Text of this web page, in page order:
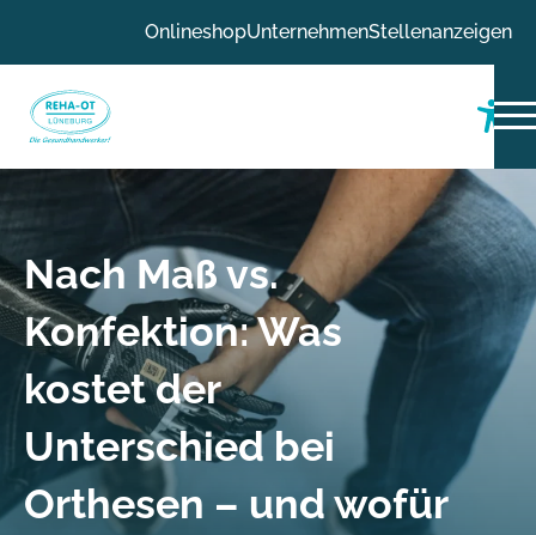
Zum Inhalt
OnlineshopUnternehmenStellenanzeigen
Nach Maß vs.
Konfektion: Was
kostet der
Unterschied bei
Orthesen – und wofür